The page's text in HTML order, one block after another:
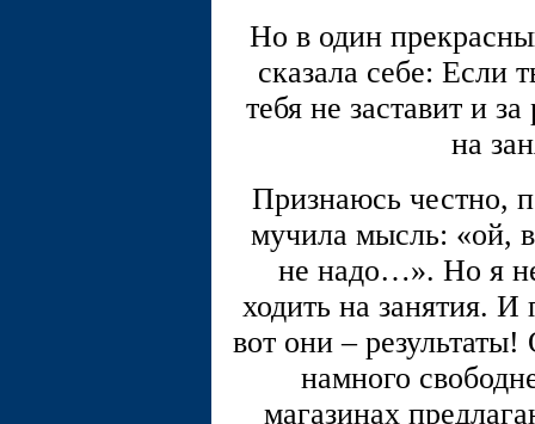
Но в один
сказала себе: Если
тебя не заставит и
на
Признаюсь честно,
мучила мысль: «ой,
не надо…». Но я
ходить на занятия. И
вот они – результаты!
намного
магазинах